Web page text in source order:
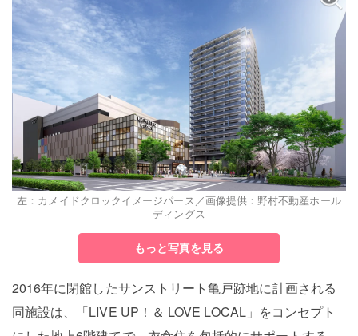
左：カメイドクロックイメージパース／画像提供：野村不動産ホール
ディングス
もっと写真を見る
2016年に閉館したサンストリート亀戸跡地に計画される
同施設は、「LIVE UP！＆ LOVE LOCAL」をコンセプト